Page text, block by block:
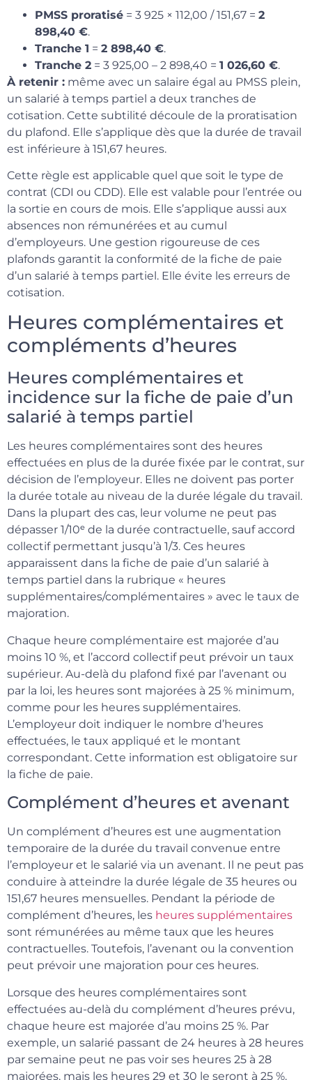
PMSS proratisé = 3 925 × 112,00 / 151,67 = 2
898,40 €.
Tranche 1 = 2 898,40 €.
Tranche 2 = 3 925,00 – 2 898,40 = 1 026,60 €.
À retenir : même avec un salaire égal au PMSS plein,
un salarié à temps partiel a deux tranches de
cotisation. Cette subtilité découle de la proratisation
du plafond. Elle s’applique dès que la durée de travail
est inférieure à 151,67 heures.
Cette règle est applicable quel que soit le type de
contrat (CDI ou CDD). Elle est valable pour l’entrée ou
la sortie en cours de mois. Elle s’applique aussi aux
absences non rémunérées et au cumul
d’employeurs. Une gestion rigoureuse de ces
plafonds garantit la conformité de la fiche de paie
d’un salarié à temps partiel. Elle évite les erreurs de
cotisation.
Heures complémentaires et
compléments d’heures
Heures complémentaires et
incidence sur la fiche de paie d’un
salarié à temps partiel
Les heures complémentaires sont des heures
effectuées en plus de la durée fixée par le contrat, sur
décision de l’employeur. Elles ne doivent pas porter
la durée totale au niveau de la durée légale du travail.
Dans la plupart des cas, leur volume ne peut pas
dépasser 1/10ᵉ de la durée contractuelle, sauf accord
collectif permettant jusqu’à 1/3. Ces heures
apparaissent dans la fiche de paie d’un salarié à
temps partiel dans la rubrique « heures
supplémentaires/complémentaires » avec le taux de
majoration.
Chaque heure complémentaire est majorée d’au
moins 10 %, et l’accord collectif peut prévoir un taux
supérieur. Au-delà du plafond fixé par l’avenant ou
par la loi, les heures sont majorées à 25 % minimum,
comme pour les heures supplémentaires.
L’employeur doit indiquer le nombre d’heures
effectuées, le taux appliqué et le montant
correspondant. Cette information est obligatoire sur
la fiche de paie.
Complément d’heures et avenant
Un complément d’heures est une augmentation
temporaire de la durée du travail convenue entre
l’employeur et le salarié via un avenant. Il ne peut pas
conduire à atteindre la durée légale de 35 heures ou
151,67 heures mensuelles. Pendant la période de
complément d’heures, les heures supplémentaires
sont rémunérées au même taux que les heures
contractuelles. Toutefois, l’avenant ou la convention
peut prévoir une majoration pour ces heures.
Lorsque des heures complémentaires sont
effectuées au-delà du complément d’heures prévu,
chaque heure est majorée d’au moins 25 %. Par
exemple, un salarié passant de 24 heures à 28 heures
par semaine peut ne pas voir ses heures 25 à 28
majorées, mais les heures 29 et 30 le seront à 25 %.